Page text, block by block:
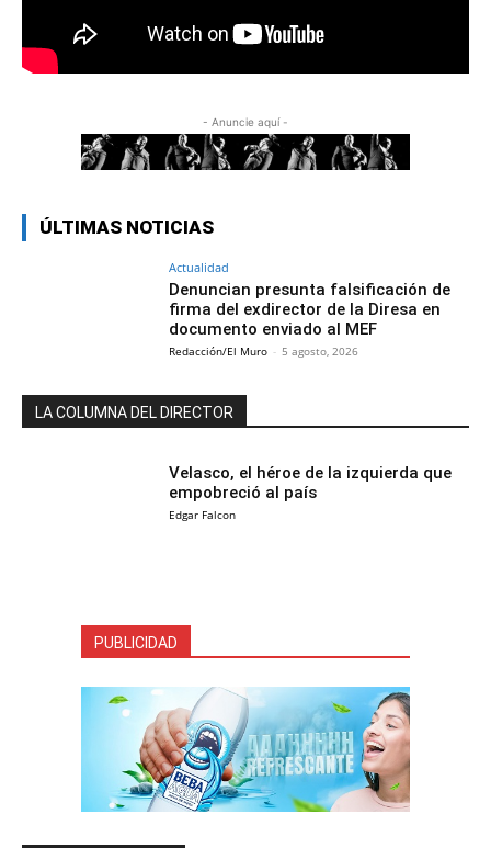
- Anuncie aquí -
ÚLTIMAS NOTICIAS
Actualidad
Denuncian presunta falsificación de
firma del exdirector de la Diresa en
documento enviado al MEF
Redacción/El Muro - 5 agosto, 2026
LA COLUMNA DEL DIRECTOR
Velasco, el héroe de la izquierda que
empobreció al país
Edgar Falcon
PUBLICIDAD